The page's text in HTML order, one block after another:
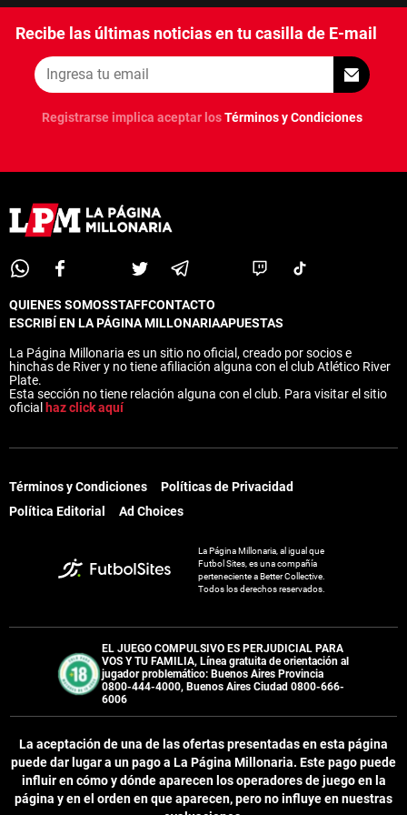
Términos y Condiciones
Políticas de Privacidad
Política Editorial
Ad Choices
perteneciente a Better Collective.
VOS Y TU FAMILIA, Línea gratuita de orientación al
jugador problemático: Buenos Aires Provincia
0800-444-4000, Buenos Aires Ciudad 0800-666-
puede dar lugar a un pago a La Página Millonaria
influir en cómo y dónde aparecen los operadores de juego en la
página y en el orden en que aparecen, pero no influye en nuestras
evaluaciones.
EL JUGAR COMPULSIVAMENTE ES PERJUDICIAL PARA LA SALUD.
Recibe las últimas noticias en tu casilla de E-mail
Registrarse implica aceptar losTérminos y Condiciones
QUIENES SOMOSSTAFFCONTACTO
ESCRIBÍ EN LA PÁGINA MILLONARIAAPUESTAS
La Página Millonaria es un sitio no oficial, creado por socios e
hinchas de River y no tiene afiliación alguna con el club Atlético River
Plate.
Esta sección no tiene relación alguna con el club. Para visitar el sitio
oficial haz click aquí
Términos y Condiciones
Políticas de Privacidad
Política Editorial
Ad Choices
La Página Millonaria, al igual que
Futbol Sites, es una compañía
perteneciente a Better Collective.
Todos los derechos reservados.
EL JUEGO COMPULSIVO ES PERJUDICIAL PARA
VOS Y TU FAMILIA, Línea gratuita de orientación al
jugador problemático: Buenos Aires Provincia
0800-444-4000, Buenos Aires Ciudad 0800-666-
6006
La aceptación de una de las ofertas presentadas en esta página
puede dar lugar a un pago a La Página Millonaria. Este pago puede
influir en cómo y dónde aparecen los operadores de juego en la
página y en el orden en que aparecen, pero no influye en nuestras